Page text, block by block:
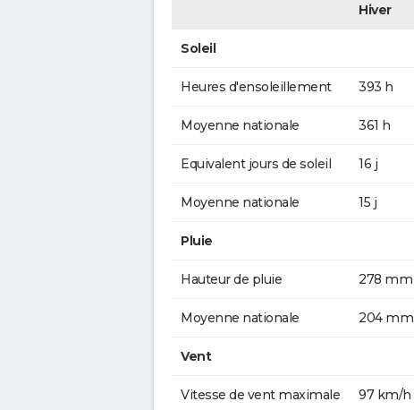
Hiver
Soleil
Heures d'ensoleillement 393 h
Moyenne nationale 361 h
Equivalent jours de soleil 16 j
Moyenne nationale 15 j
Pluie
Hauteur de pluie 278 mm
Moyenne nationale 204 mm
Vent
Vitesse de vent maximale 97 km/h